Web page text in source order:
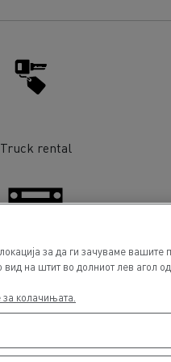
Truck rental
за да ги зачуваме
на штит во долниот лев агол од
за колачињата.